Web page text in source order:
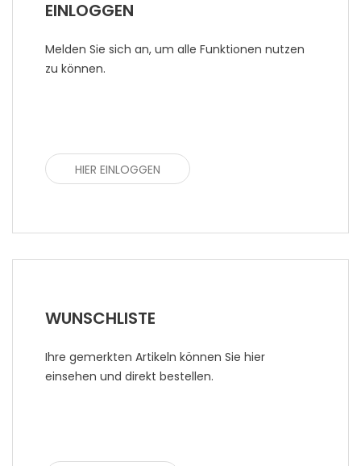
EINLOGGEN
Melden Sie sich an, um alle Funktionen nutzen
zu können.
HIER EINLOGGEN
WUNSCHLISTE
Ihre gemerkten Artikeln können Sie hier
einsehen und direkt bestellen.